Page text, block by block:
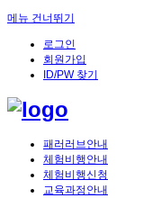
메뉴 건너뛰기
로그인
회원가입
ID/PW 찾기
패러러브안내
체험비행안내
체험비행신청
교육과정안내